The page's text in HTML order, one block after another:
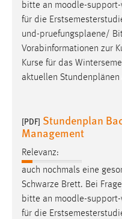
bitte an moodle-support-
für die
und-pruefungsplaene/
Vorabinformationen zur
Kurse für das
aktuellen
[PDF] Stundenplan
Management
Relevanz:
auch nochmals eine
Schwarze Brett. Bei
bitte an moodle-support-
für die